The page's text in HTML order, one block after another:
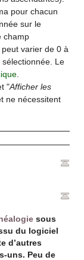
pour chacun
sur le
champ
varier de 0 à
sélectionnée. Le
.
"Afficher les
ne nécessitent
sous
du logiciel
d’autres
uns. Peu de